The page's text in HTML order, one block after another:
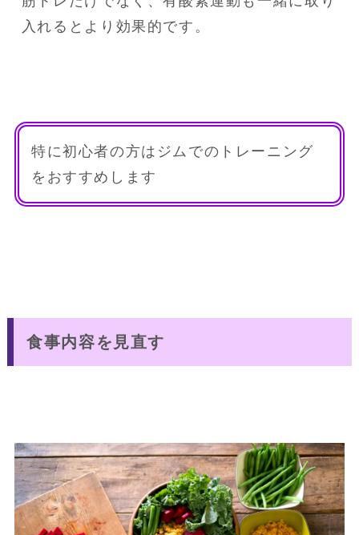
入れるとより効果的です。
特に初心者の方はジムでのトレーニング
をおすすめします
食事内容を見直す